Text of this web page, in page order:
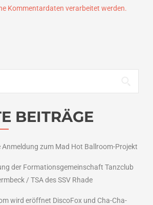
Kommentardaten verarbeitet werden.
BEITRÄGE
Anmeldung zum Mad Hot Ballroom-Projekt
der Formationsgemeinschaft Tanzclub
/ TSA des SSV Rhade
wird eröffnet DiscoFox und Cha-Cha-